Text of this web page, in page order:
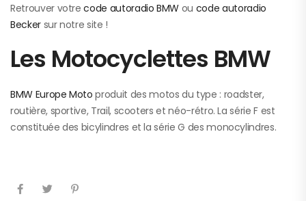
Retrouver votrecode autoradio BMW ou code autoradio
Beckersur notre site !
Les Motocyclettes BMW
BMW Europe Moto produit des motos du type : roadster,
routière, sportive, Trail, scooters et néo-rétro. La série F est
constituée des bicylindres et la série G des monocylindres.